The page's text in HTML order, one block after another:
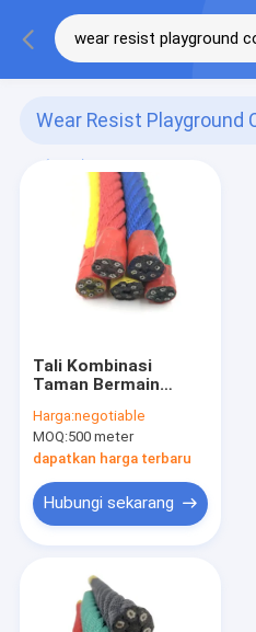
Wear Resist Playground
(102)
Tali Kombinasi
Taman Bermain
16mm Nylon Dengan
Steel Core
Harga:negotiable
MOQ:500 meter
dapatkan harga terbaru
Hubungi sekarang